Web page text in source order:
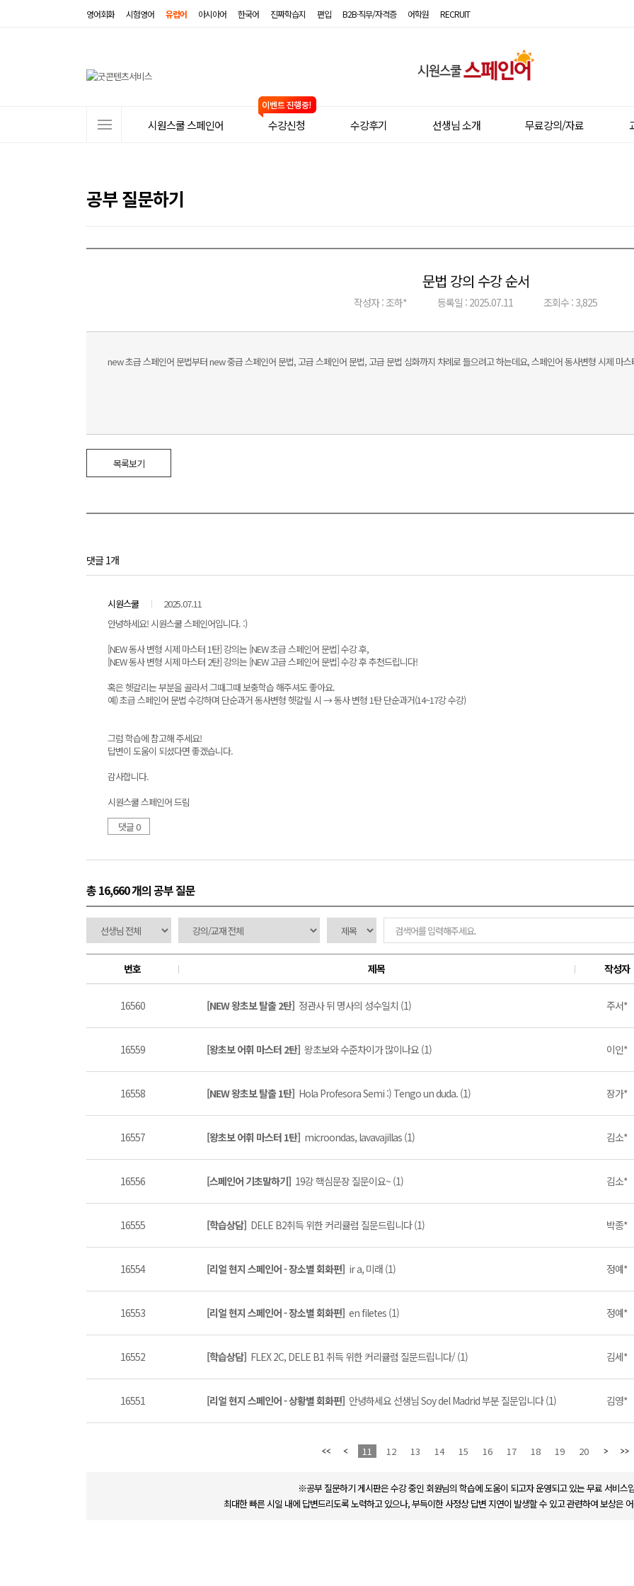
영어회화 시험영어 유럽어 아시아어 한국어 진짜학습지 편입 B2B·직무/자격증 어학원 RECRUIT
어
뉴
시원스쿨 스페인어 수강신청 수강후기 선생님 소개 무료강의/자료
공부 질문하기
문법 강의 수강 순서
작성자 : 조하* 등록일 : 2025.07.11 조회수 : 3,825
다음글
new 초급 스페인어 문법부터 new 중급 스페인어 문법, 고급 스페인어 문법, 고급 문법 심화까지 차례로 들으려고 하는데요, 스페인어 동사변형 시제 마
목록보기
댓글 1개
시원스쿨
2025.07.11
안녕하세요! 시원스쿨 스페인어입니다. :)
[NEW 동사 변형 시제 마스터 1탄] 강의는 [NEW 초급 스페인어 문법] 수강 후,
[NEW 동사 변형 시제 마스터 2탄] 강의는 [NEW 고급 스페인어 문법] 수강 후 추천드립니다!
혹은 헷갈리는 부분을 골라서 그때그때 보충학습 해주셔도 좋아요.
예) 초급 스페인어 문법 수강하며 단순과거 동사변형 헷갈릴 시 → 동사 변형 1탄 단순과거(14~17강 수강)
그럼 학습에 참고해 주세요!
답변이 도움이 되셨다면 좋겠습니다.
감사합니다.
시원스쿨 스페인어 드림
댓글 0
총 16,660 개의 공부 질문
번호 제목 작성자
16560 [NEW 왕초보 탈출 2탄] 정관사 뒤 명사의 성수일치 (1) 주서*
16559 [왕초보 어휘 마스터 2탄] 왕초보와 수준차이가 많이나요 (1) 이인*
16558 [NEW 왕초보 탈출 1탄] Hola Profesora Semi :) Tengo un duda. (1) 장가*
16557 [왕초보 어휘 마스터 1탄] microondas, lavavajillas (1) 김소*
16556 [스페인어 기초말하기] 19강 핵심문장 질문이요~ (1) 김소*
16555 [학습상담] DELE B2취득 위한 커리큘럼 질문드립니다 (1) 박종*
16554 [리얼 현지 스페인어 - 장소별 회화편] ir a, 미래 (1) 정예*
16553 [리얼 현지 스페인어 - 장소별 회화편] en filetes (1) 정예*
16552 [학습상담] FLEX 2C, DELE B1 취득 위한 커리큘럼 질문드립니다/ (1) 김세*
16551 [리얼 현지 스페인어 - 상황별 회화편] 안녕하세요 선생님 Soy del Madrid 부분 질문입니다 (1) 김영*
11 12 13 14 15 16 17 18 19 20
※공부 질문하기 게시판은 수강 중인 회원님의 학습에 도움이 되고자 운영되고 있는 무료 서비스
최대한 빠른 시일 내에 답변드리도록 노력하고 있으나, 부득이한 사정상 답변 지연이 발생할 수 있고 관련하여 보상은